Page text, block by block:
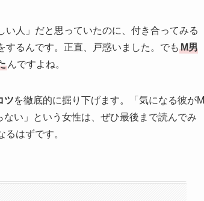
人」だと思っていたのに、付き合ってみる
るんです。正直、戸惑いました。でも M男
んですよね。
ツを徹底的に掘り下げます。「気になる彼がM
い」という女性は、ぜひ最後まで読んでみ
はずです。